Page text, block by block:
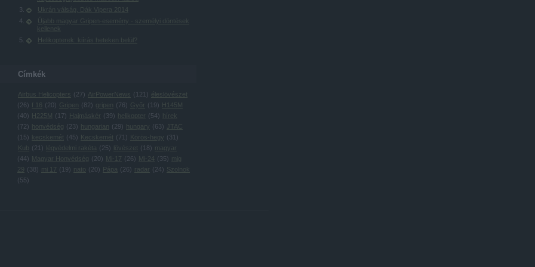
Ukrán válság, Dák Vipera 2014
Újabb magyar Gripen-esemény - személyi döntések
kellenek
Helikopterek: kiírás heteken belül?
Címkék
Airbus Helicopters (27) AirPowerNews ( 121 ) éleslövészet
(26 ) f 16 (20) Gripen (82) gripen (76 ) Győr ( 19) H145M
(40) H225M ( 17) Hajmáskér (39) helikopter (54) hírek
(72) honvédség (23) hungarian (29) hungary (63)
JTAC
( 15) kecskemét (45) Kecskemét (71 ) Körös-hegy (31 )
Kub
(21 ) légvédelmi rakéta (25) lövészet ( 18) magyar
(44) Magyar Honvédség (20) Mi-17 (26 ) Mi-24 (35) mig
29 (38) mi 17 ( 19) nato (20) Pápa (26 ) radar (24) Szolnok
(55)